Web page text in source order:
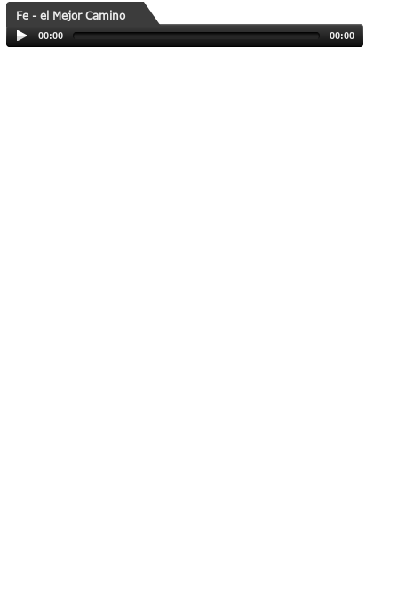
Fe - el Mejor Camino
00:00 00:00